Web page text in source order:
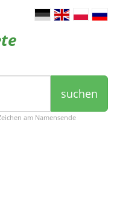
suchen
am Namensende